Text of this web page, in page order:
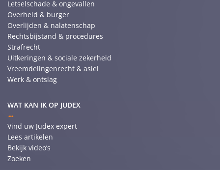
Letselschade & ongevallen
Overheid & burger
Overlijden & nalatenschap
Rechtsbijstand & procedures
Strafrecht
Uitkeringen & sociale zekerheid
Vreemdelingenrecht & asiel
Werk & ontslag
WAT KAN IK OP JUDEX
Vind uw Judex expert
Lees artikelen
Bekijk video’s
Zoeken